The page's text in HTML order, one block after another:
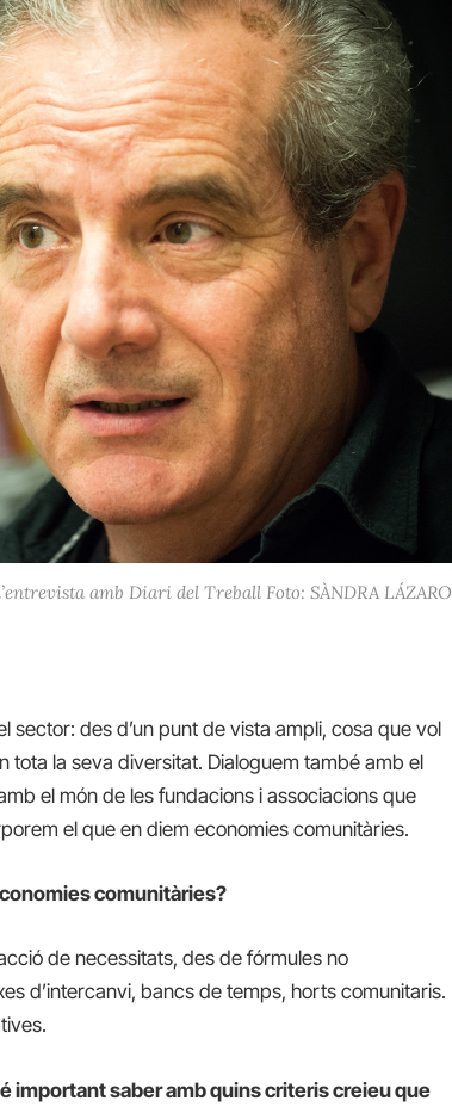
amb Diari del Treball Foto: SÀNDRA LÁZARO
sector: des d’un punt de vista ampli, cosa que vol
la seva diversitat. Dialoguem també amb el
el món de les fundacions i associacions que
el que en diem economies comunitàries.
comunitàries?
de necessitats, des de fórmules no
d’intercanvi, bancs de temps, horts comunitaris.
important saber amb quins criteris creieu que